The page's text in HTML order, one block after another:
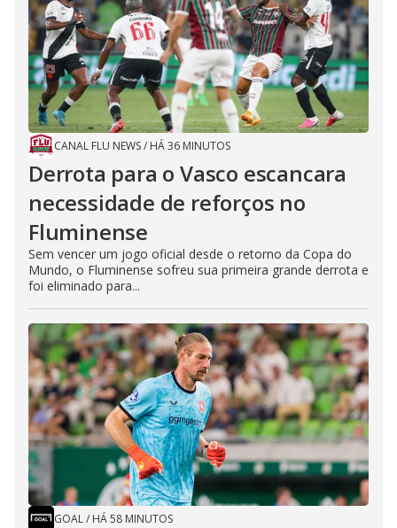
CANAL FLU NEWS/ HÁ 36 MINUTOS
Derrota para o Vasco escancara
necessidade de reforços no
Fluminense
Sem vencer um jogo oficial desde o retorno da Copa do
Mundo, o Fluminense sofreu sua primeira grande derrota e
foi eliminado para...
GOAL/ HÁ 58 MINUTOS